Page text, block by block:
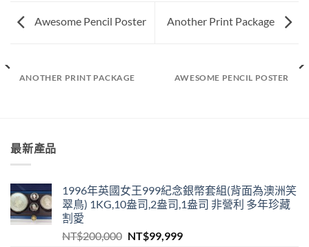
Awesome Pencil Poster Another Print Package
ANOTHER PRINT PACKAGE AWESOME PENCIL POSTER
最新產品
1996年英國女王999紀念銀幣套組(背面為澳洲笑
翠鳥) 1KG,10盎司,2盎司,1盎司 非營利 多年珍藏
割愛
NT$200,000 原
NT$99,999目